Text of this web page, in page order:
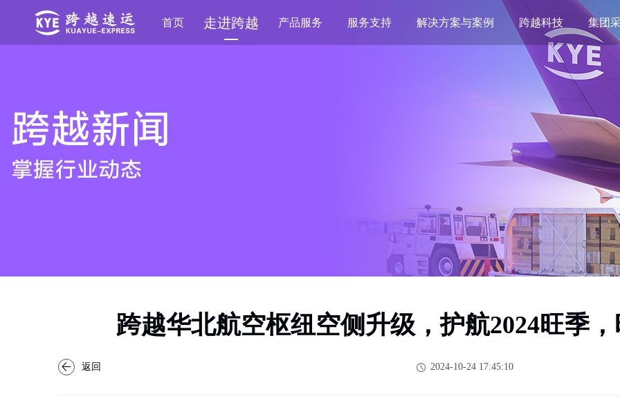
首页 走进跨越 产品服务 服务支持 解决方案与案例 跨越科技 集团
跨越华北航空枢纽空侧升级，护航2024旺季
返回 2024-10-24 17:45:10